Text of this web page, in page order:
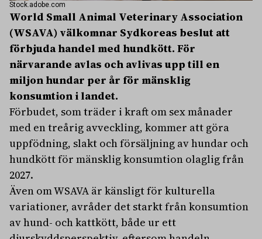
Stock.adobe.com
World Small Animal Veterinary Association
(WSAVA) välkomnar Sydkoreas beslut att
förbjuda handel med hundkött. För
närvarande avlas och avlivas upp till en
miljon hundar per år för mänsklig
konsumtion i landet.
Förbudet, som träder i kraft om sex månader
med en treårig avveckling, kommer att göra
uppfödning, slakt och försäljning av hundar och
hundkött för mänsklig konsumtion olaglig från
2027.
Även om WSAVA är känsligt för kulturella
variationer, avråder det starkt från konsumtion
av hund- och kattkött, både ur ett